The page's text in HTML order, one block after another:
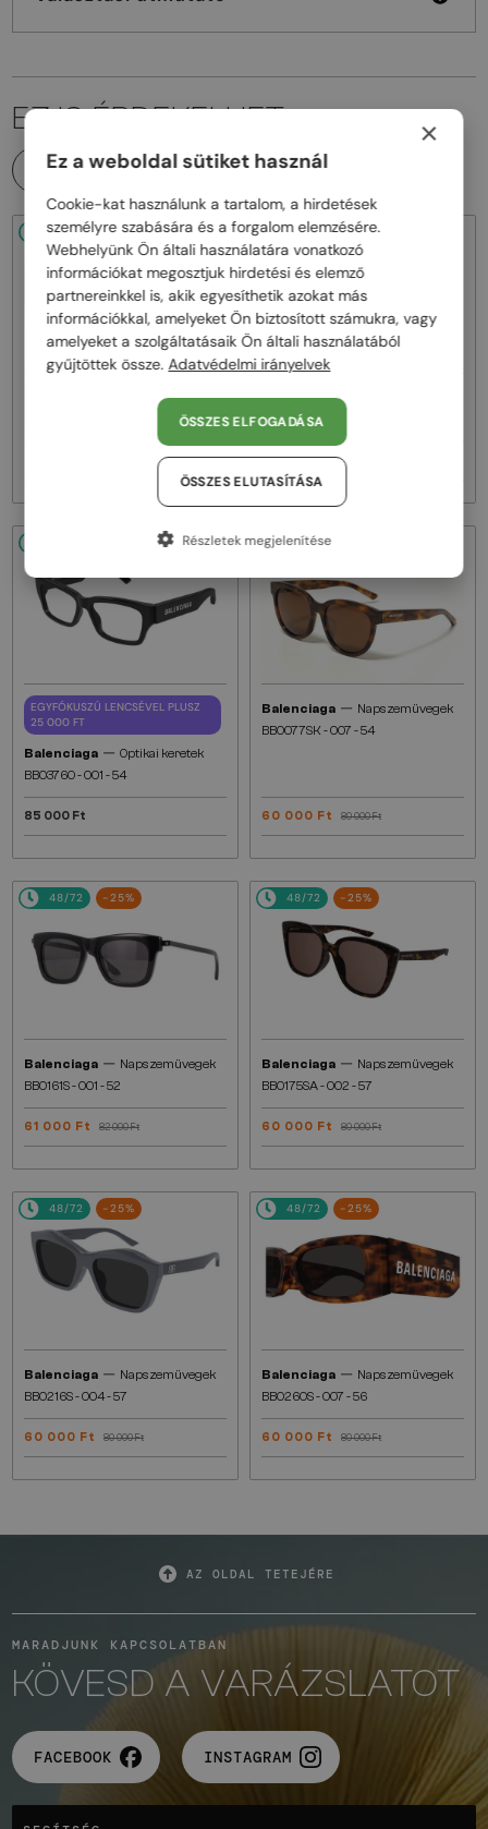
EZ IS ÉRDEKELHET
MINDEN TERMÉK
48/72 -25%
Napszemüvegek
48/72 -25%
Balenciaga—
BB0294SK - 003 - 55
69 000 Ft 93 000 Ft
EGYFÓKUSZÚ LENCSÉVEL PLUSZ
25 000 FT
Balenciaga — Optikai keretek
BB0376O - 001 - 54
85 000 Ft
48/72
Balenciaga — Napszemüvegek
BB0077SK - 007 - 54
60 000 Ft 80 000 Ft
48/72 -25%
Balenciaga — Napszemüvegek
BB0161S - 001 - 52
61 000 Ft 82 000 Ft
48/72 -25%
Balenciaga — Napszemüvegek
BB0175SA - 002 - 57
60 000 Ft 80 000 Ft
48/72 -25%
Balenciaga — Napszemüvegek
BB0216S - 004 - 57
60 000 Ft 80 000 Ft
48/72 -25%
Balenciaga — Napszemüvegek
BB0260S - 007 - 56
60 000 Ft 80 000 Ft
AZ OLDAL TETEJÉRE
MARADJUNK KAPCSOLATBAN
KÖVESD A VARÁZSLATOT
FACEBOOK INSTAGRAM
×
Ez a weboldal sütiket használ
Cookie-kat használunk a tartalom, a hirdetések
személyre szabására és a forgalom elemzésére.
Webhelyünk Ön általi használatára vonatkozó
információkat megosztjuk hirdetési és elemző
partnereinkkel is, akik egyesíthetik azokat más
információkkal, amelyeket Ön biztosított számukra, vagy
amelyeket a szolgáltatásaik Ön általi használatából
gyűjtöttek össze. Adatvédelmi irányelvek
ÖSSZES ELFOGADÁSA
ÖSSZES ELUTASÍTÁSA
Részletek megjelenítése